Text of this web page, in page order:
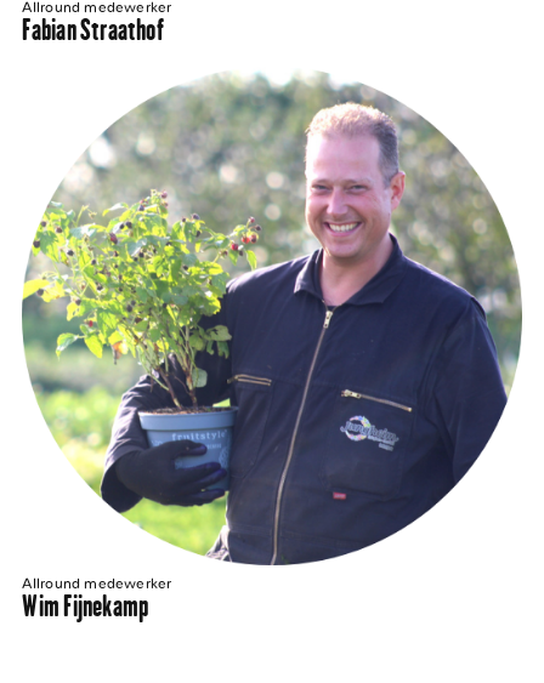
Allround medewerker
Fabian Straathof
Allround medewerker
Wim Fijnekamp